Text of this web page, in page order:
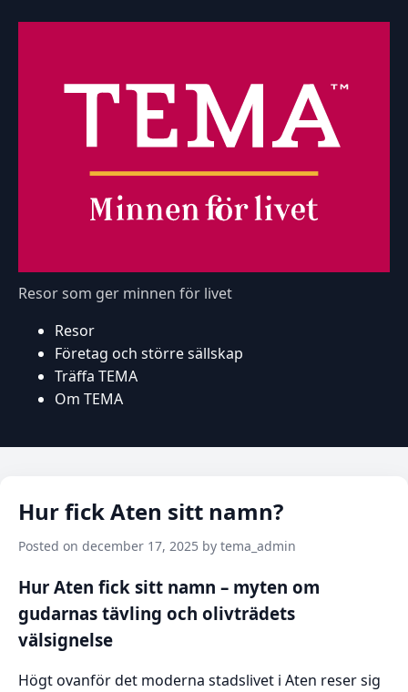
Resor som ger minnen för livet
Resor
Företag och större sällskap
Träffa TEMA
Om TEMA
Hur fick Aten sitt namn?
Posted on december 17, 2025 by tema_admin
Hur Aten fick sitt namn – myten om
gudarnas tävling och olivträdets
välsignelse
Högt ovanför det moderna stadslivet i Aten reser sig